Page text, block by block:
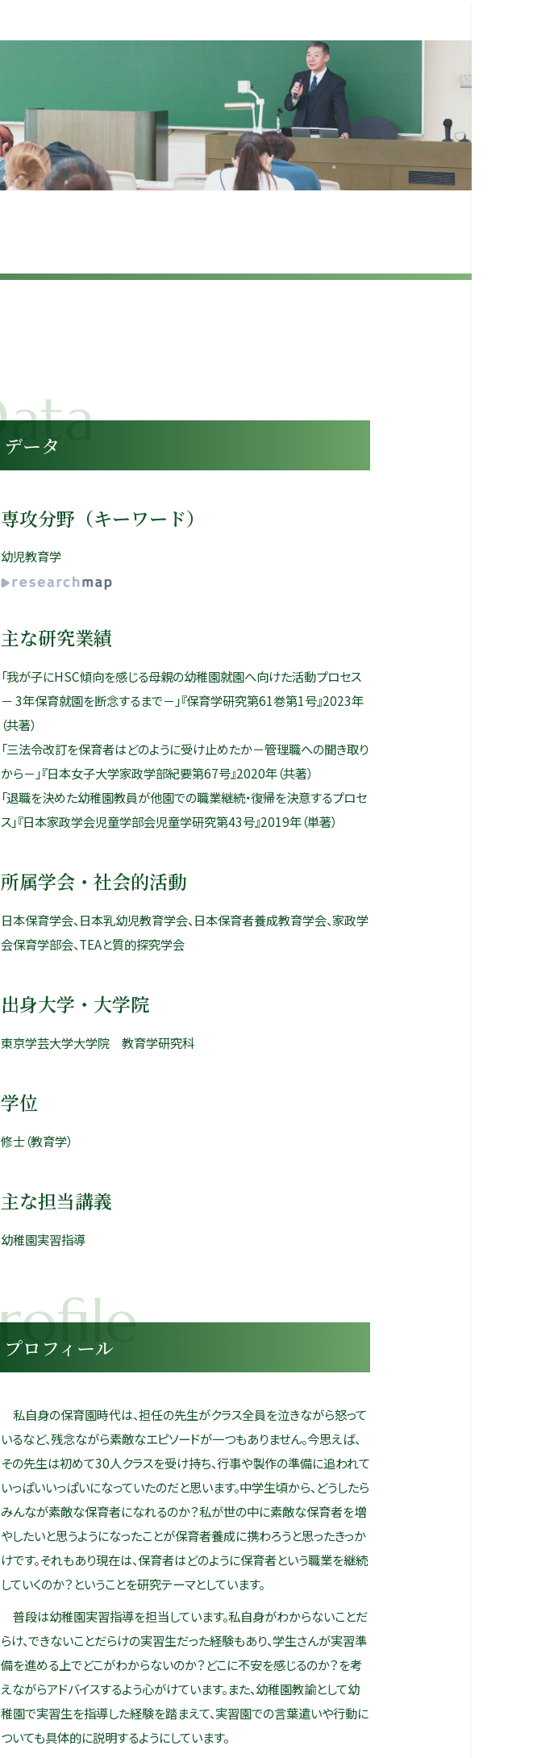
データ
専攻分野（キーワード）
幼児教育学
主な研究業績
「我が子にHSC傾向を感じる母親の幼稚園就園へ向けた活動プロセス
－ 3年保育就園を断念するまで－」『保育学研究第61巻第1号』2023年
（共著）
「三法令改訂を保育者はどのように受け止めたか－管理職への聞き取り
から－」『日本女子大学家政学部紀要第67号』2020年（共著）
「退職を決めた幼稚園教員が他園での職業継続・復帰を決意するプロセ
ス」『日本家政学会児童学部会児童学研究第43号』2019年（単著）
所属学会・社会的活動
日本保育学会、日本乳幼児教育学会、日本保育者養成教育学会、家政学
会保育学部会、TEAと質的探究学会
出身大学・大学院
東京学芸大学大学院 教育学研究科
学位
修士（教育学）
主な担当講義
幼稚園実習指導
プロフィール
私自身の保育園時代は、担任の先生がクラス全員を泣きながら怒って
いるなど、残念ながら素敵なエピソードが一つもありません。今思えば、
その先生は初めて30人クラスを受け持ち、行事や製作の準備に追われて
いっぱいいっぱいになっていたのだと思います。中学生頃から、どうしたら
みんなが素敵な保育者になれるのか？私が世の中に素敵な保育者を増
やしたいと思うようになったことが保育者養成に携わろうと思ったきっか
けです。それもあり現在は、保育者はどのように保育者という職業を継続
していくのか？ということを研究テーマとしています。
普段は幼稚園実習指導を担当しています。私自身がわからないことだ
らけ、できないことだらけの実習生だった経験もあり、学生さんが実習準
備を進める上でどこがわからないのか？どこに不安を感じるのか？を考
えながらアドバイスするよう心がけています。また、幼稚園教諭として幼
稚園で実習生を指導した経験を踏まえて、実習園での言葉遣いや行動に
ついても具体的に説明するようにしています。